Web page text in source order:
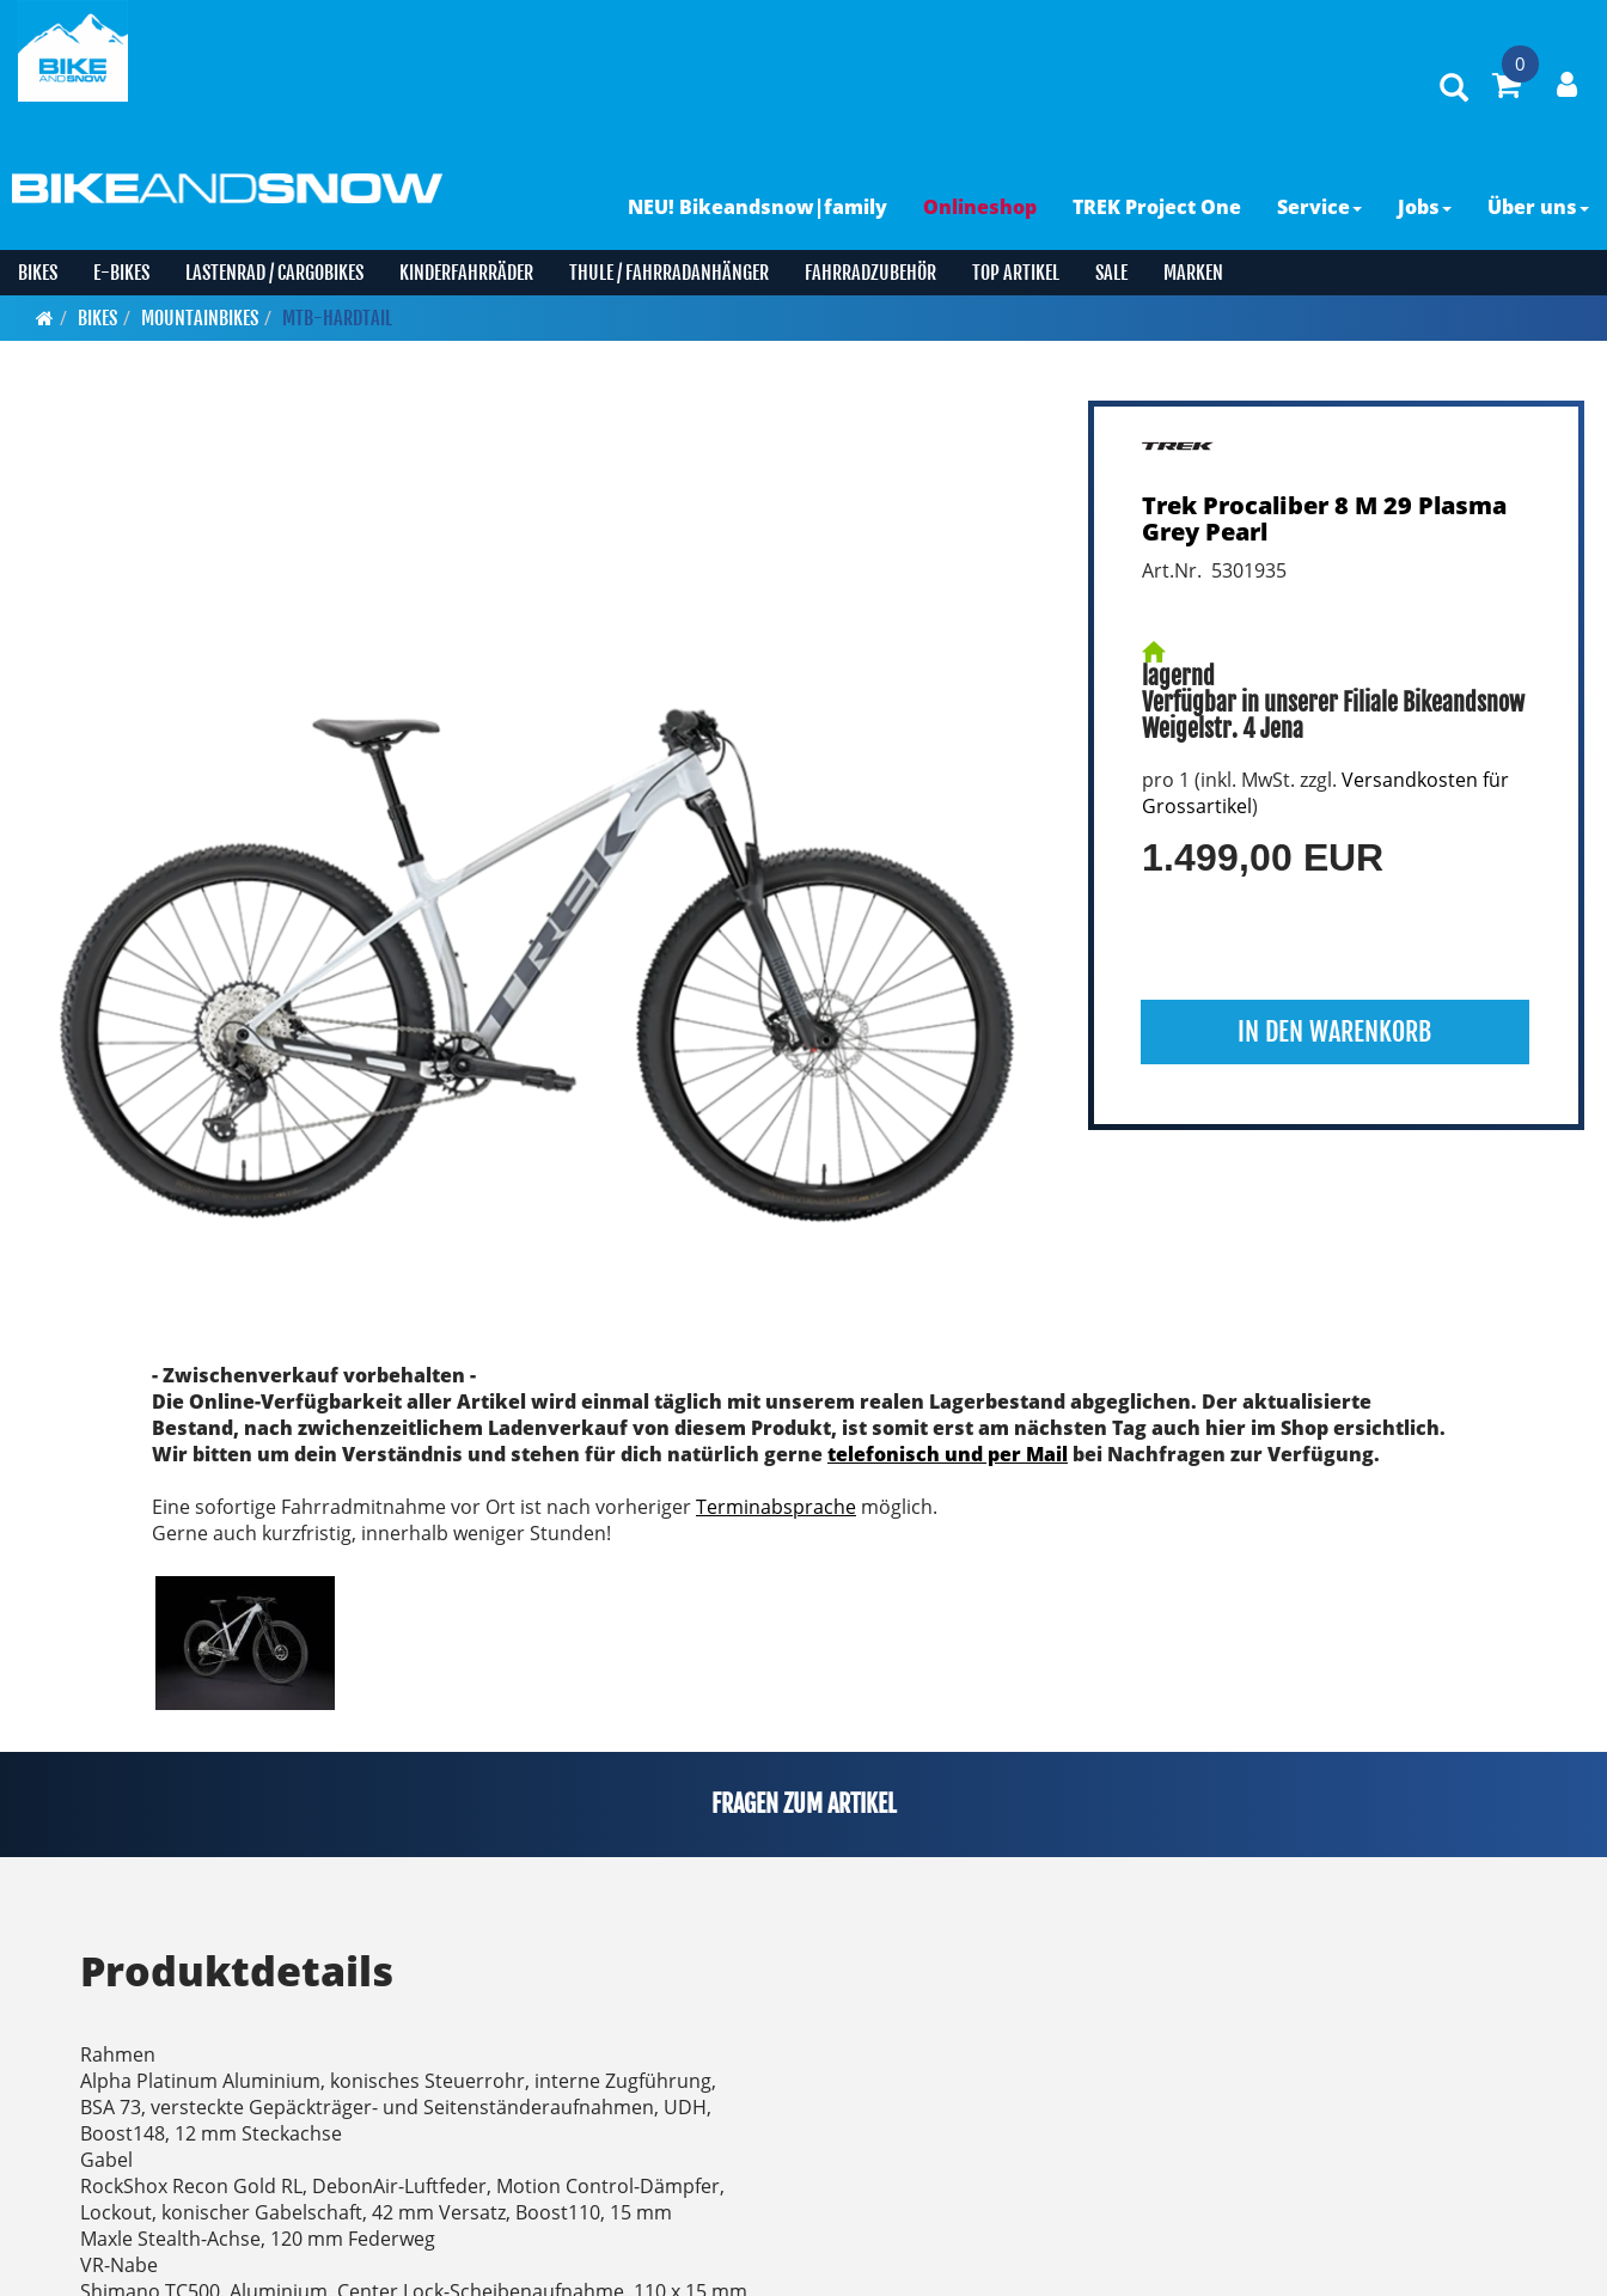
0
NEU! Bikeandsnow|family Onlineshop TREK Project One Service Jobs Über uns
BIKES E-BIKES LASTENRAD / CARGOBIKES KINDERFAHRRÄDER THULE / FAHRRADANHÄNGER FAHRRADZUBEHÖR TOP ARTIKEL SALE
MARKEN
BIKES
MOUNTAINBIKES MTB-HARDTAIL
Trek Procaliber 8 M 29 Plasma
Grey Pearl
Art.Nr. 5301935
lagernd
Verfügbar in unserer Filiale Bikeandsnow
Weigelstr. 4 Jena
pro 1 (inkl. MwSt. zzgl. Versandkosten für
Grossartikel)
1.499,00 EUR
IN DEN WARENKORB
- Zwischenverkauf vorbehalten -
Die Online-Verfügbarkeit aller Artikel wird einmal täglich mit unserem realen Lagerbestand abgeglichen. Der aktualisierte
Bestand, nach zwichenzeitlichem Ladenverkauf von diesem Produkt, ist somit erst am nächsten Tag auch hier im Shop ersichtlich.
Wir bitten um dein Verständnis und stehen für dich natürlich gernetelefonisch und per Mail bei Nachfragen zur Verfügung.
Eine sofortige Fahrradmitnahme vor Ort ist nach vorherigerTerminabsprache möglich.
Gerne auch kurzfristig, innerhalb weniger Stunden!
FRAGEN ZUM ARTIKEL
Produktdetails
Rahmen
Alpha Platinum Aluminium, konisches Steuerrohr, interne Zugführung,
BSA 73, versteckte Gepäckträger- und Seitenständeraufnahmen, UDH,
Boost148, 12 mm Steckachse
Gabel
RockShox Recon Gold RL, DebonAir-Luftfeder, Motion Control-Dämpfer,
Lockout, konischer Gabelschaft, 42 mm Versatz, Boost110, 15 mm
Maxle Stealth-Achse, 120 mm Federweg
VR-Nabe